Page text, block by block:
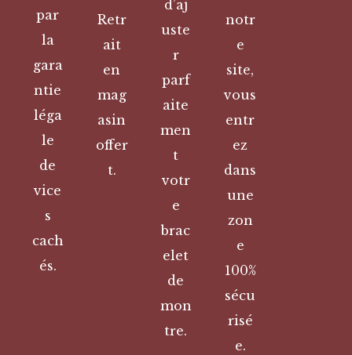
par
la
gara
ntie
léga
le
de
vice
s
cach
és.
Retr
ait
en
mag
asin
offer
t.
d’aj
uste
r
parf
aite
men
t
votr
e
brac
elet
de
mon
tre.
notr
e
site,
vous
entr
ez
dans
une
zon
e
100%
sécu
risé
e.